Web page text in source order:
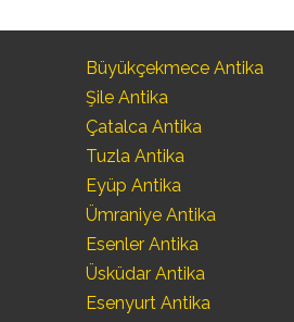
Büyükçekmece Antika
Şile Antika
Çatalca Antika
Tuzla Antika
Eyüp Antika
Ümraniye Antika
Esenler Antika
Üsküdar Antika
Esenyurt Antika